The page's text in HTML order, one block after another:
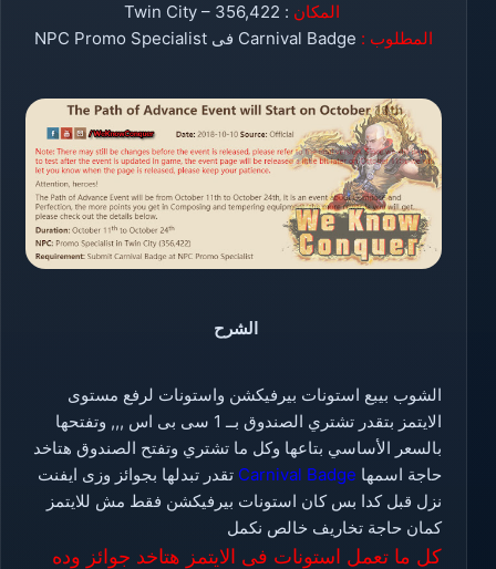
المكان : Twin City – 356,422
المطلوب :
الشرح
الشوب بيبع استونات بيرفيكشن واستونات لرفع مستوى
الايتمز بتقدر تشتري الصندوق بــ 1 سى بى اس ,,, وتفتحها
بالسعر الأساسي بتاعها وكل ما تشتري وتفتح الصندوق هتاخد
حاجة اسمها Carnival Badge تقدر تبدلها بجوائز وزى ايفنت
نزل قبل كدا بس كان استونات بيرفيكشن فقط مش للايتمز
كمان حاجة تخاريف خالص نكمل
كل ما تعمل استونات فى الايتمز هتاخد جوائز وده